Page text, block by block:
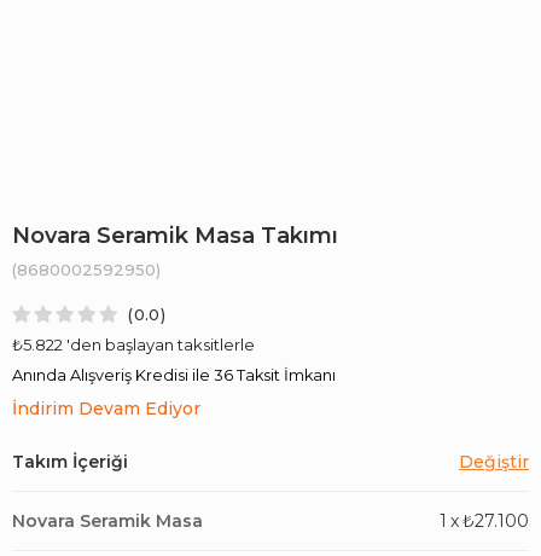
Novara Seramik Masa Takımı
(8680002592950)
0.0
₺5.822 'den başlayan taksitlerle
Anında Alışveriş Kredisi ile 36 Taksit İmkanı
İndirim Devam Ediyor
Novara Seramik Masa 1 x₺27.100